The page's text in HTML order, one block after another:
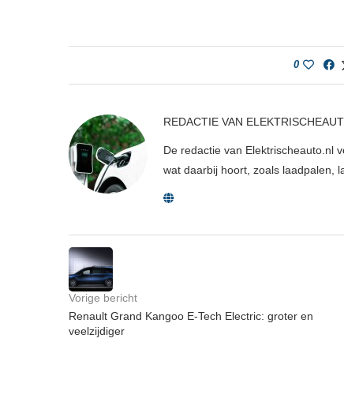
0
REDACTIE VAN
De redactie van Elektrischeauto.nl
wat daarbij hoort, zoals laadpalen,
Vorige bericht
Renault Grand Kangoo E-Tech Electric: groter en
veelzijdiger